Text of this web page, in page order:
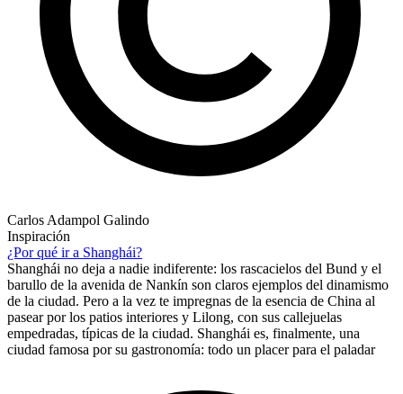
Carlos Adampol Galindo
Inspiración
¿Por qué ir a Shanghái?
Shanghái no deja a nadie indiferente: los rascacielos del Bund y el
barullo de la avenida de Nankín son claros ejemplos del dinamismo
de la ciudad. Pero a la vez te impregnas de la esencia de China al
pasear por los patios interiores y Lilong, con sus callejuelas
empedradas, típicas de la ciudad. Shanghái es, finalmente, una
ciudad famosa por su gastronomía: todo un placer para el paladar